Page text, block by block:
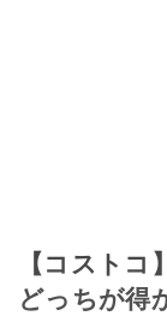
【コスト
どっちが得